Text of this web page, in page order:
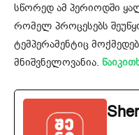
სწორედ ამ პერიოდში
რომელ პროცესებს
ტემპერამენტიც
მნიშვნელოვანია.